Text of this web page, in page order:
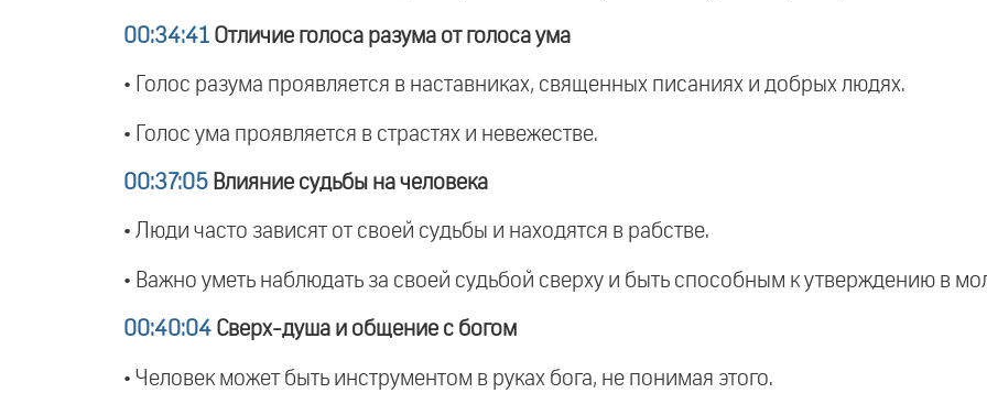
00:34:41 Отличие голоса разума от голоса ума
• Голос разума проявляется в наставниках, священных писаниях и добрых людях.
• Голос ума проявляется в страстях и невежестве.
00:37:05 Влияние судьбы на человека
• Люди часто зависят от своей судьбы и находятся в рабстве.
• Важно уметь наблюдать за своей судьбой сверху и быть способным к утверждению в
00:40:04 Сверх-душа и общение с богом
• Человек может быть инструментом в руках бога, не понимая этого.